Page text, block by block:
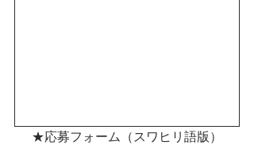
★応募フォーム（スワヒリ語版）